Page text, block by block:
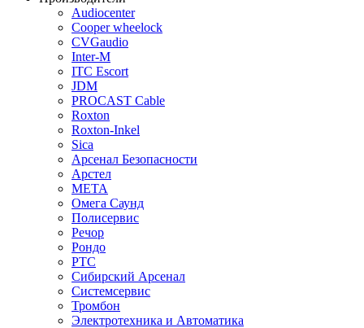
Audiocenter
Cooper wheelock
CVGaudio
Inter-M
ITC Escort
JDM
PROCAST Cable
Roxton
Roxton-Inkel
Sica
Арсенал Безопасности
Арстел
МЕТА
Омега Саунд
Полисервис
Речор
Рондо
РТС
Сибирский Арсенал
Системсервис
Тромбон
Электротехника и Автоматика